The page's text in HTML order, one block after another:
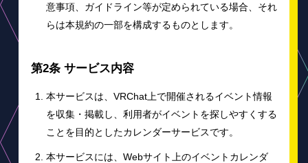
意事項、ガイドライン等が定められている場合、それ
らは本規約の一部を構成するものとします。
第2条 サービス内容
本サービスは、VRChat上で開催されるイベント情報
を収集・掲載し、利用者がイベントを探しやすくする
ことを目的としたカレンダーサービスです。
本サービスには、Webサイト上のイベントカレンダ